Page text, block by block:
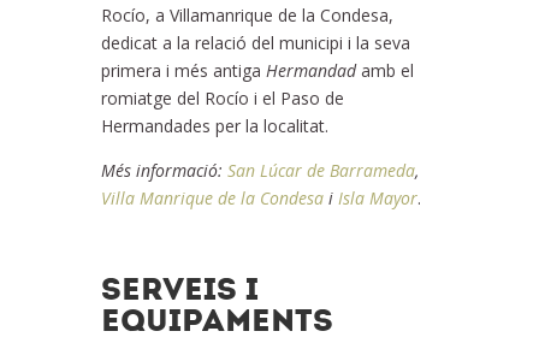
Rocío, a Villamanrique de la Condesa,
dedicat a la relació del municipi i la seva
primera i més antiga Hermandadamb el
romiatge del Rocío i el Paso de
Hermandades per la localitat.
Més informació: San Lúcar de Barrameda,
Villa Manrique de la Condesa i Isla Mayor.
SERVEIS I
EQUIPAMENTS